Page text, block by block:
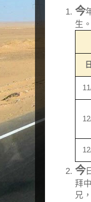
今
生。
今
拜
兄